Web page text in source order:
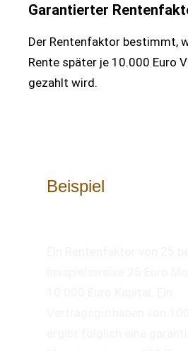
Garantierter
Der Rentenfaktor bestimmt,
Rente später je 10.000 Euro
gezahlt wird.
Beispiel